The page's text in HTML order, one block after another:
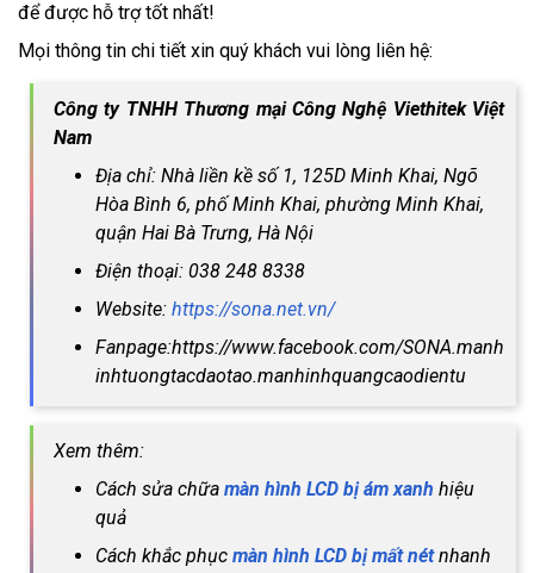
để được hỗ trợ tốt nhất!
Mọi thông tin chi tiết xin quý khách vui lòng liên hệ:
Công ty TNHH Thương mại Công Nghệ Viethitek Việt
Nam
Địa chỉ: Nhà liền kề số 1, 125D Minh Khai, Ngõ
Hòa Bình 6, phố Minh Khai, phường Minh Khai,
quận Hai Bà Trưng, Hà Nội
Điện thoại: 038 248 8338
Website: https://sona.net.vn/
Fanpage:https://www.facebook.com/SONA.manh
inhtuongtacdaotao.manhinhquangcaodientu
Xem thêm:
Cách sửa chữa màn hình LCD bị ám xanh hiệu
quả
Cách khắc phục màn hình LCD bị mất nétnhanh